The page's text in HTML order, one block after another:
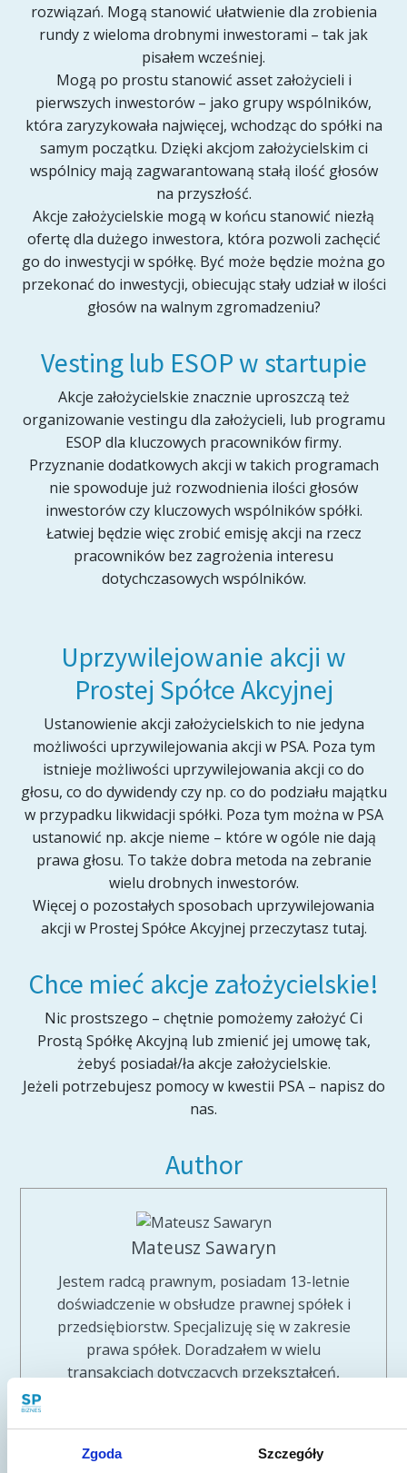
Zgoda Szczegóły
rozwiązań. Mogą stanowić ułatwienie dla zrobienia
rundy z wieloma drobnymi inwestorami – tak jak
pisałem wcześniej.
Mogą po prostu stanowić asset założycieli i
pierwszych inwestorów – jako grupy wspólników,
która zaryzykowała najwięcej, wchodząc do spółki na
samym początku. Dzięki akcjom założycielskim ci
wspólnicy mają zagwarantowaną stałą ilość głosów
na przyszłość.
Akcje założycielskie mogą w końcu stanowić niezłą
ofertę dla dużego inwestora, która pozwoli zachęcić
go do inwestycji w spółkę. Być może będzie można go
przekonać do inwestycji, obiecując stały udział w ilości
głosów na walnym zgromadzeniu?
Vesting lub ESOP w startupie
Akcje założycielskie znacznie uproszczą też
organizowanie vestingu dla założycieli, lub programu
ESOP dla kluczowych pracowników firmy.
Przyznanie dodatkowych akcji w takich programach
nie spowoduje już rozwodnienia ilości głosów
inwestorów czy kluczowych wspólników spółki.
Łatwiej będzie więc zrobić emisję akcji na rzecz
pracowników bez zagrożenia interesu
dotychczasowych wspólników.
Uprzywilejowanie akcji w
Prostej Spółce Akcyjnej
Ustanowienie akcji założycielskich to nie jedyna
możliwości uprzywilejowania akcji w PSA. Poza tym
istnieje możliwości uprzywilejowania akcji co do
głosu, co do dywidendy czy np. co do podziału majątku
w przypadku likwidacji spółki. Poza tym można w PSA
ustanowić np. akcje nieme – które w ogóle nie dają
prawa głosu. To także dobra metoda na zebranie
wielu drobnych inwestorów.
Więcej o pozostałych sposobach uprzywilejowania
akcji w Prostej Spółce Akcyjnej przeczytasz tutaj.
Chce mieć akcje założycielskie!
Nic prostszego – chętnie pomożemy założyć Ci
Prostą Spółkę Akcyjną lub zmienić jej umowę tak,
żebyś posiadał/ła akcje założycielskie.
Jeżeli potrzebujesz pomocy w kwestii PSA – napisz do
nas.
Author
Mateusz Sawaryn
Jestem radcą prawnym, posiadam 13-letnie
doświadczenie w obsłudze prawnej spółek i
przedsiębiorstw. Specjalizuję się w zakresie
prawa spółek. Doradzałem w wielu
transakcjach dotyczących przekształceń,
funduszy venture capital. Zajmuję się głównie